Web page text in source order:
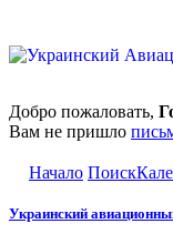
Добро пожаловать,
Вам не пришло
Начало Поиск
Украинский